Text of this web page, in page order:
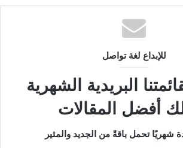
للإبداع لغة تواصل
البريدية الشهرية
أفضل المقالات
شهريًا تحمل باقةً من الجديد والمثير